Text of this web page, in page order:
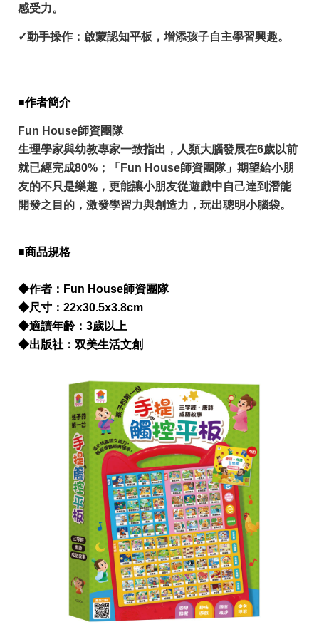
感受力。
✓動手操作：啟蒙認知平板，增添孩子自主學習興趣。
■作者簡介
Fun House師資團隊
生理學家與幼教專家一致指出，人類大腦發展在6歲以前
就已經完成80%；「Fun House師資團隊」期望給小朋
友的不只是樂趣，更能讓小朋友從遊戲中自己達到潛能
開發之目的，激發學習力與創造力，玩出聰明小腦袋。
■商品規格
◆作者： Fun House師資團隊
​◆尺寸：22x30.5x3.8cm
◆適讀年齡：3歲以上
◆出版社：双美生活文創